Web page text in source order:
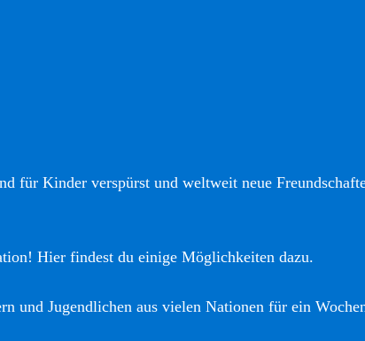
für Kinder verspürst und weltweit neue
Hier findest du einige Möglichkeiten dazu.
und Jugendlichen aus vielen Nationen für ein